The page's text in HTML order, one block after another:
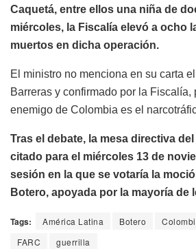
Caquetá, entre ellos una niña de
miércoles, la Fiscalía elevó a ocho
muertos en dicha operación.
El ministro no menciona en su carta
Barreras y confirmado por la Fiscalía,
enemigo de Colombia es el
Tras el debate, la mesa directiva
citado para el miércoles 13 de
sesión en la que se votaría la
Botero, apoyada por la mayoría de
Tags: América Latina Botero
FARC
guerrilla